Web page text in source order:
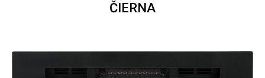
ČIERNA